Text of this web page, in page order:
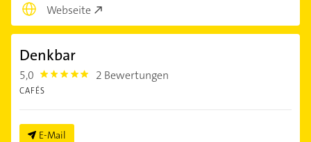
Webseite
Denkbar
5,0 5.0 2 Bewertungen
CAFÉS
E-Mail